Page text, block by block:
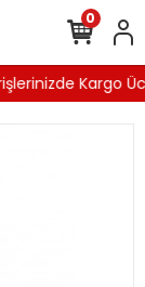
Kargo
0